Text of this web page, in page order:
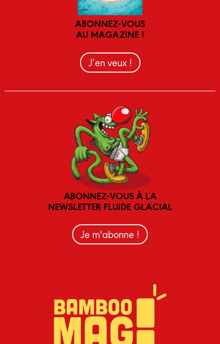
ABONNEZ-VOUS
AU MAGAZINE !
J’en veux !
ABONNEZ-VOUS À LA
NEWSLETTER FLUIDE GLACIAL
Je m'abonne !